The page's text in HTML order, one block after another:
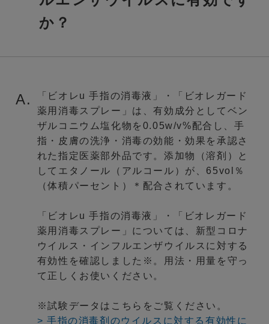
か？
A.
「ビオレu 手指の消毒液」・「ビオレガード
薬用消毒スプレー」は、有効成分としてベン
ザルコニウム塩化物を0.05w/v%配合し、手
指・皮膚の洗浄・消毒の効能・効果を承認さ
れた指定医薬部外品です。添加物（溶剤）と
してエタノール（アルコール）が、65vol％
（体積パーセント）＊配合されています。
「ビオレu 手指の消毒液」・「ビオレガード
薬用消毒スプレー」については、新型コロナ
ウイルス・インフルエンザウイルスに対する
有効性を確認しました※。用法・用量を守っ
て正しくお使いください。
※試験データはこちらをご覧ください。
> 手指の消毒剤のウイルスに対する有効性に